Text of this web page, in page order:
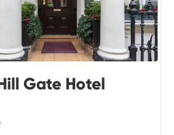
Gate Hotel